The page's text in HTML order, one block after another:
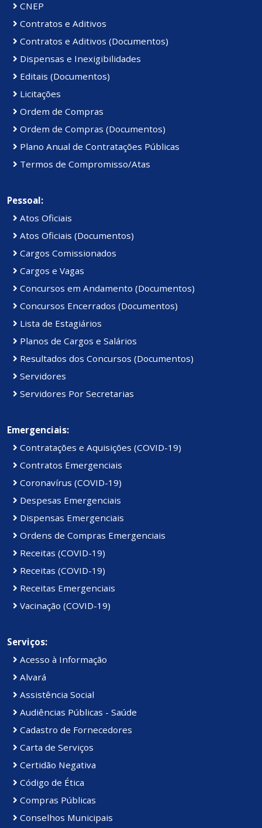
CNEP
Contratos e Aditivos
Contratos e Aditivos (Documentos)
Dispensas e Inexigibilidades
Editais (Documentos)
Licitações
Ordem de Compras
Ordem de Compras (Documentos)
Plano Anual de Contratações Públicas
Termos de Compromisso/Atas
Pessoal:
Atos Oficiais
Atos Oficiais (Documentos)
Cargos Comissionados
Cargos e Vagas
Concursos em Andamento (Documentos)
Concursos Encerrados (Documentos)
Lista de Estagiários
Planos de Cargos e Salários
Resultados dos Concursos (Documentos)
Servidores
Servidores Por Secretarias
Emergenciais:
Contratações e Aquisições (COVID-19)
Contratos Emergenciais
Coronavírus (COVID-19)
Despesas Emergenciais
Dispensas Emergenciais
Ordens de Compras Emergenciais
Receitas (COVID-19)
Receitas (COVID-19)
Receitas Emergenciais
Vacinação (COVID-19)
Serviços:
Acesso à Informação
Alvará
Assistência Social
Audiências Públicas - Saúde
Cadastro de Fornecedores
Carta de Serviços
Certidão Negativa
Código de Ética
Compras Públicas
Conselhos Municipais